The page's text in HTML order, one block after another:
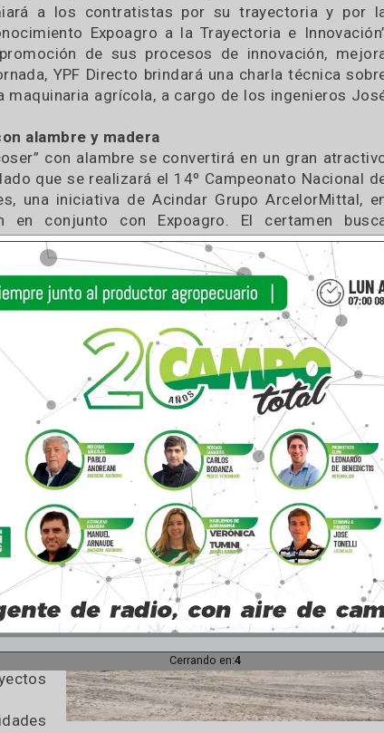
que motorizan la cadena agroindustrial,
junto a la Federación Argentina de
de Cámaras Agroaéreas (FEARCA) y
la 2º Jornada Nacional de Contratistas
BPA’s y las políticas públicas para el
a los contratistas por su
Expoagro a la Trayectoria e
la promoción de sus procesos de
la jornada, YPF Directo brindará una charla
la maquinaria agrícola, a cargo de los
con alambre y madera
de “coser” con alambre se convertirá en un
dado que se realizará el 14º Campeonato
una iniciativa de Acindar Grupo
en conjunto con Expoagro. El
y revalorizar el oficio del alambrador y
innovación y tecnología aplicada a
del mercado agropecuario. “El Campeonato
se convirtió en la causa por la cual
la importancia que tiene entre las tareas
el tradicional certamen se
de premios tendrá lugar el día viernes a las
en motoimplementos, Stihl, sorprenderá con
sobre el uso seguro y rentable
La demostración “Aprovechamiento de
diferentes, donde tableadores,
sus técnicas utilizando diferentes
y piezas de uso cotidiano para el